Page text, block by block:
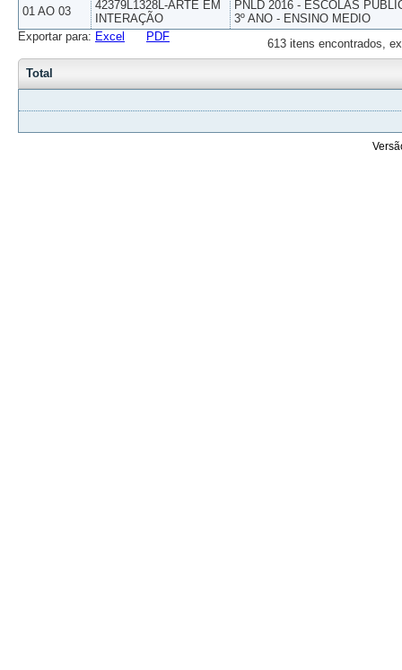
01 AO 03
42379L1328L-ARTE EM
INTERAÇÃO
PNLD 2016 - ESCOLAS
3º ANO - ENSINO MEDIO
613 itens encontrados,
Exportar para: Excel PDF
Total